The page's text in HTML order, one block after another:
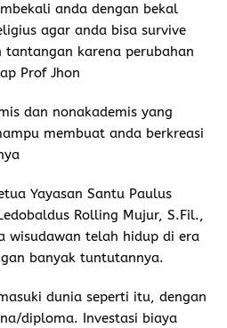
anda dengan bekal
agar anda bisa survive
karena perubahan
Prof Jhon
dan nonakademis yang
membuat anda berkreasi
Yayasan Santu Paulus
Rolling Mujur, S.Fil.,
wisudawan telah hidup di era
banyak tuntutannya.
dunia seperti itu, dengan
diploma. Investasi biaya